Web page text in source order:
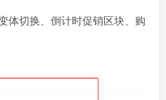
体切换、倒计时促销区块、购